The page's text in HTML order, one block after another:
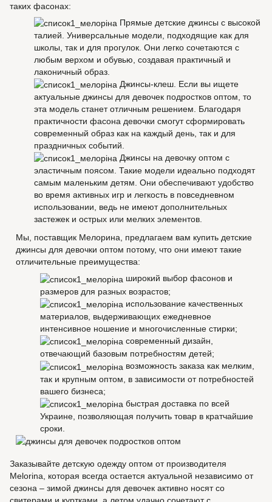
таких фасонах:
Прямые детские джинсы с высокой
талией. Универсальные модели, подходящие как для
школы, так и для прогулок. Они легко сочетаются с
любым верхом и обувью, создавая практичный и
лаконичный образ.
Джинсы-клеш. Если вы ищете
актуальные джинсы для девочек подростков оптом, то
эта модель станет отличным решением. Благодаря
практичности фасона девочки смогут сформировать
современный образ как на каждый день, так и для
праздничных событий.
Джинсы на девочку оптом с
эластичным поясом. Такие модели идеально подходят
самым маленьким детям. Они обеспечивают удобство
во время активных игр и легкость в повседневном
использовании, ведь не имеют дополнительных
застежек и острых или мелких элементов.
Мы, поставщик Мелорина, предлагаем вам купить детские
джинсы для девочки оптом потому, что они имеют такие
отличительные преимущества:
широкий выбор фасонов и
размеров для разных возрастов;
использование качественных
материалов, выдерживающих ежедневное
интенсивное ношение и многочисленные стирки;
современный дизайн,
отвечающий базовым потребностям детей;
возможность заказа как мелким,
так и крупным оптом, в зависимости от потребностей
вашего бизнеса;
быстрая доставка по всей
Украине, позволяющая получить товар в кратчайшие
сроки.
Заказывайте детскую одежду оптом от производителя
Melorina, которая всегда остается актуальной независимо от
сезона – зимой джинсы для девочек активно носят со